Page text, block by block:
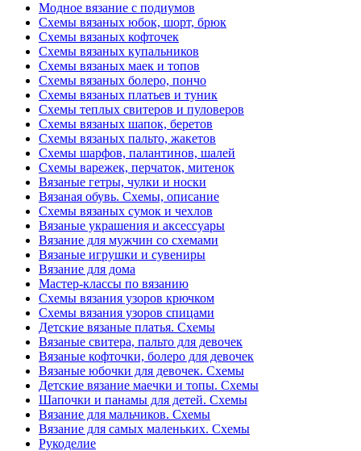
Модное вязание с подиумов
Схемы вязаных юбок, шорт, брюк
Схемы вязаных кофточек
Схемы вязаных купальников
Схемы вязаных маек и топов
Схемы вязаных болеро, пончо
Схемы вязаных платьев и туник
Схемы теплых свитеров и пуловеров
Схемы вязаных шапок, беретов
Схемы вязаных пальто, жакетов
Схемы шарфов, палантинов, шалей
Схемы варежек, перчаток, митенок
Вязаные гетры, чулки и носки
Вязаная обувь. Схемы, описание
Схемы вязаных сумок и чехлов
Вязаные украшения и аксессуары
Вязание для мужчин со схемами
Вязаные игрушки и сувениры
Вязание для дома
Мастер-классы по вязанию
Схемы вязания узоров крючком
Схемы вязания узоров спицами
Детские вязаные платья. Схемы
Вязаные свитера, пальто для девочек
Вязаные кофточки, болеро для девочек
Вязаные юбочки для девочек. Схемы
Детские вязание маечки и топы. Схемы
Шапочки и панамы для детей. Схемы
Вязание для мальчиков. Схемы
Вязание для самых маленьких. Схемы
Рукоделие